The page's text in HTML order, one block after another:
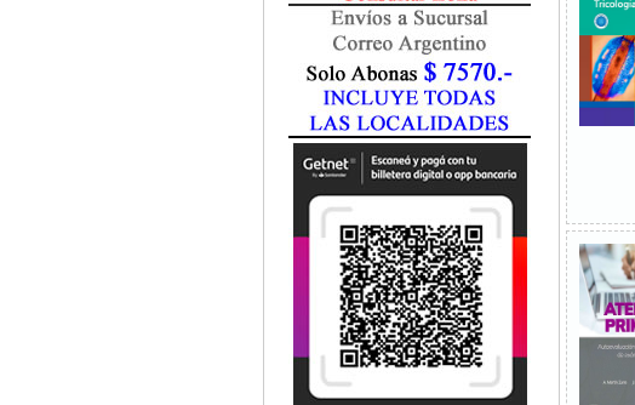
Gastroenterología
Geriatría
Ginecología / Obstetricia
Hematología
Histología
Homeopatía
Infectología
Inmunología
Instrumentación Quirurgica
Medicina del Deporte / Rehabilitación
Medicina Emergencias / Urgencias
Medicina Forense / Legal
Medicina General